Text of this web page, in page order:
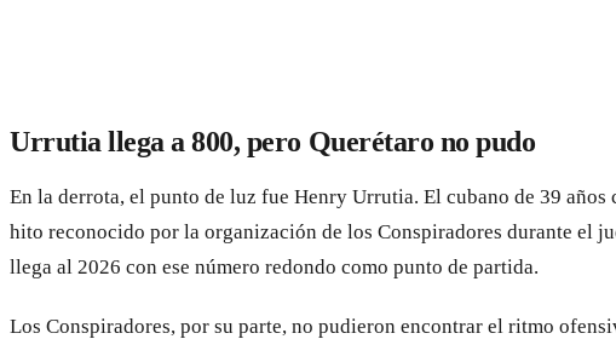
Urrutia llega a 800, pero Querétaro no pudo
En la derrota, el punto de luz fue Henry Urrutia. El cubano de 39
hito reconocido por la organización de los Conspiradores durante el
llega al 2026 con ese número redondo como punto de partida.
Los Conspiradores, por su parte, no pudieron encontrar el ritmo